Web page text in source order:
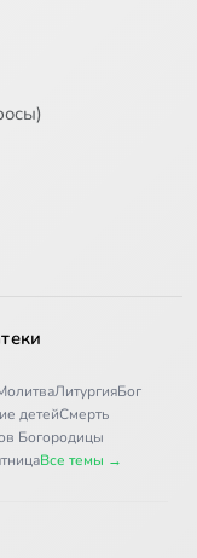
ЛитургияБог
детейСмерть
Богородицы
Все темы →